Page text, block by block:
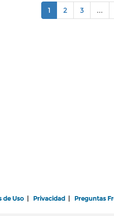
1 2 3 ...
de Uso Privacidad Preguntas